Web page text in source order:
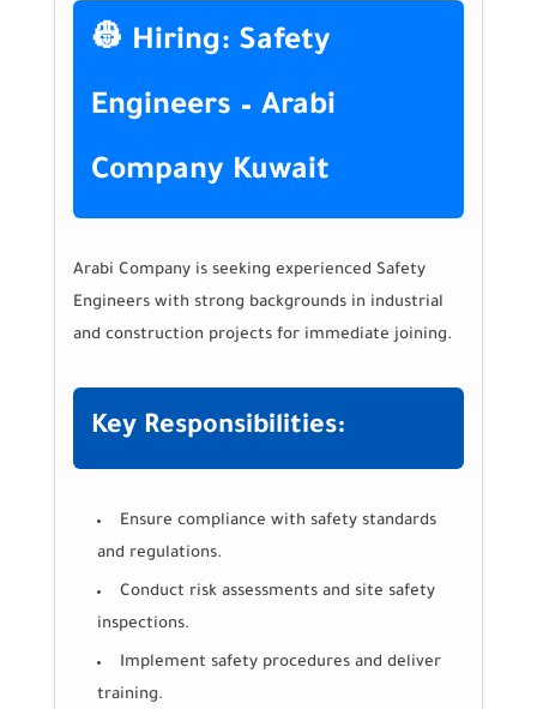
👷 Hiring: Safety
Engineers – Arabi
Company Kuwait
Arabi Company is seeking experienced Safety
Engineers with strong backgrounds in industrial
and construction projects for immediate joining.
Key Responsibilities:
Ensure compliance with safety standards
and regulations.
Conduct risk assessments and site safety
inspections.
Implement safety procedures and deliver
training.